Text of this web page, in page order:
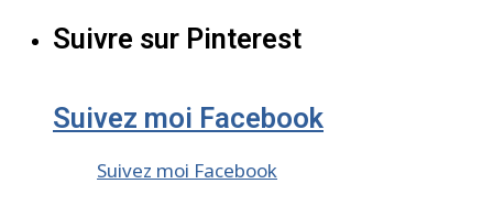
Suivre sur Pinterest
Suivez moi Facebook
Suivez moi Facebook